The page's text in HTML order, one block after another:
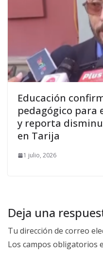
Educación
pedagógico para
y reporta
en Tarija
1 julio, 2026
Deja una
Tu dirección de correo
Los campos obligatorios